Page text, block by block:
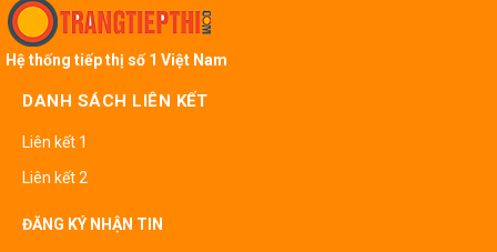
Hệ thống tiếp thị số 1 Việt Nam
DANH SÁCH LIÊN KẾT
Liên kết 1
Liên kết 2
ĐĂNG KÝ NHẬN TIN